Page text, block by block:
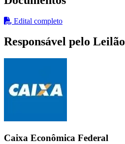
Edital completo
Responsável pelo Leilão
Caixa Econômica Federal